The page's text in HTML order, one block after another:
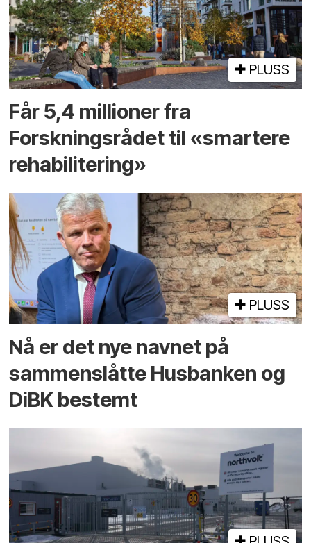
PLUSS
Får 5,4 millioner fra
Forskningsrådet til «smartere
rehabilitering»
PLUSS
Nå er det nye navnet på
sammenslåtte Husbanken og
DiBK bestemt